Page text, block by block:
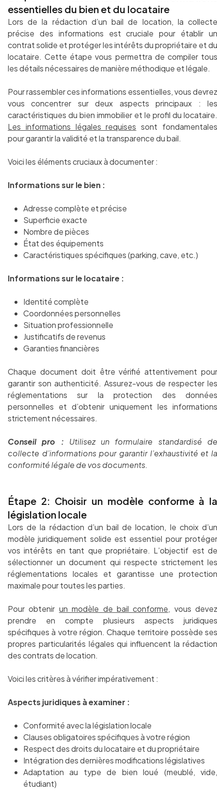
essentielles du bien et du locataire
Lors de la rédaction d’un bail de location, la collecte
précise des informations est cruciale pour établir un
contrat solide et protéger les intérêts du propriétaire et du
locataire. Cette étape vous permettra de compiler tous
les détails nécessaires de manière méthodique et légale.
Pour rassembler ces informations essentielles, vous devrez
vous concentrer sur deux aspects principaux : les
caractéristiques du bien immobilier et le profil du locataire.
Les informations légales requises sont
pour garantir la validité et la transparence du bail.
Voici les éléments cruciaux à documenter :
Informations sur le bien :
Adresse complète et précise
Superficie exacte
Nombre de pièces
État des équipements
Caractéristiques spécifiques (parking, cave, etc.)
Informations sur le locataire :
Identité complète
Coordonnées personnelles
Situation professionnelle
Justificatifs de revenus
Garanties financières
Chaque document doit être vérifié attentivement pour
garantir son authenticité. Assurez-vous de respecter les
réglementations sur la protection des données
personnelles et d’obtenir uniquement les informations
strictement nécessaires.
Conseil pro :
Utilisez un formulaire standardisé
collecte d’informations pour garantir l’exhaustivité et la
conformité légale de vos documents.
Étape 2: Choisir un modèle conforme à la
législation locale
Lors de la rédaction d’un bail de location, le choix d’un
modèle juridiquement solide est essentiel pour protéger
vos intérêts en tant que propriétaire. L’objectif est de
sélectionner un document qui respecte strictement les
réglementations locales et garantisse une protection
maximale pour toutes les parties.
Pour obtenir un modèle de bail conforme, vous devez
prendre en compte plusieurs aspects juridiques
spécifiques à votre région. Chaque territoire possède ses
propres particularités légales qui influencent la rédaction
des contrats de location.
Voici les critères à vérifier impérativement :
Aspects juridiques à examiner :
Conformité avec la législation locale
Clauses obligatoires spécifiques à votre région
Respect des droits du locataire et du propriétaire
Intégration des dernières modifications législatives
Adaptation au type de bien loué (meublé, vide,
étudiant)